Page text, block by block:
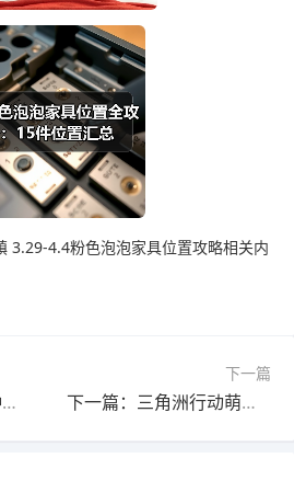
3.29-4.4粉色泡泡家具位置攻略相关内
上一篇：心动小镇哪种家具最赚钱？揭秘高收益搭配技巧
下一篇
下一篇：三角洲行动萌新必学：新手教学全解析，毕业不迷路